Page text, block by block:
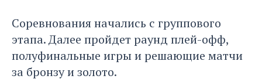
Соревнования начались с группового
этапа. Далее пройдет раунд плей-офф,
полуфинальные игры и решающие матчи
за бронзу и золото.